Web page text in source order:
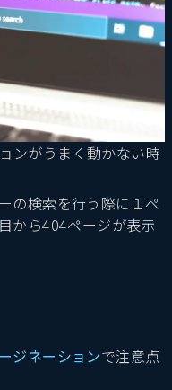
ンがうまく動かない時
の検索を行う際に１ペ
から404ページが表示
ジネーションで注意点